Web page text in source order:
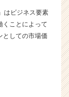
はビジネス要素
くことによって
としての市場価